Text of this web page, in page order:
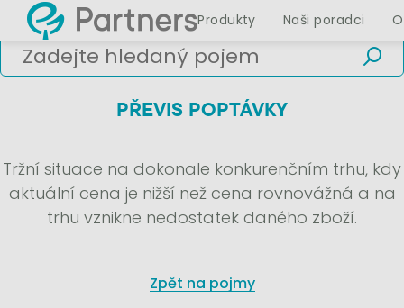
Produkty Naši poradci
PŘEVIS POPTÁVKY
Tržní situace na dokonale konkurenčním trhu, kdy
aktuální cena je nižší než cena rovnovážná a na
trhu vznikne nedostatek daného zboží.
Zpět na pojmy